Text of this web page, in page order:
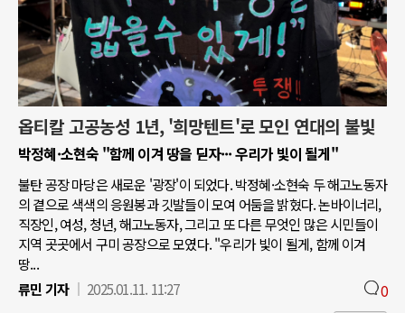
옵티칼 고공농성 1년, '희망텐트'로 모인 연대의 불빛
박정혜·소현숙 "함께 이겨 땅을 딛자··· 우리가 빛이 될게"
불탄 공장 마당은 새로운 '광장'이 되었다. 박정혜·소현숙 두 해고노동자
의 곁으로 색색의 응원봉과 깃발들이 모여 어둠을 밝혔다. 논바이너리,
직장인, 여성, 청년, 해고노동자, 그리고 또 다른 무엇인 많은 시민들이
지역 곳곳에서 구미 공장으로 모였다. "우리가 빛이 될게, 함께 이겨
땅...
류민 기자
2025.01.11. 11:27 0